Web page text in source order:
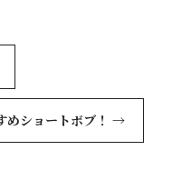
ショートボブ！ →